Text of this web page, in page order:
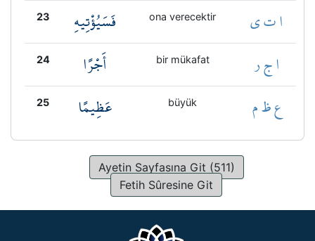
23 فَسَيُؤْتِيهِ ona verecektir ا ت ي
24 أَجْرًا bir mükafat ا ج ر
25 عَظِيمًا büyük ع ظ م
Ayetin Sayfasına Git (511)
Fetih Sûresine Git